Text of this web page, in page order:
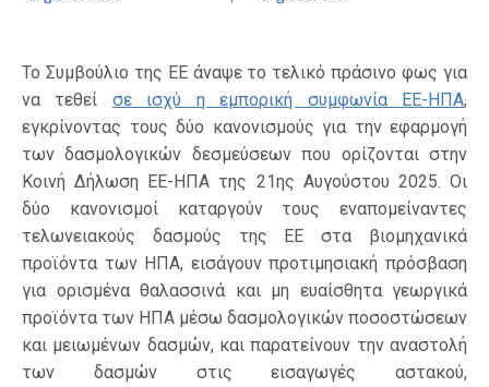
Το Συμβούλιο της ΕΕ άναψε το τελικό πράσινο φως για
να τεθεί σε ισχύ η εμπορική συμφωνία ΕΕ-ΗΠΑ,
εγκρίνοντας τους δύο κανονισμούς για την εφαρμογή
των δασμολογικών δεσμεύσεων που ορίζονται στην
Κοινή Δήλωση ΕΕ-ΗΠΑ της 21ης Αυγούστου 2025. Οι
δύο κανονισμοί καταργούν τους εναπομείναντες
τελωνειακούς δασμούς της ΕΕ στα βιομηχανικά
προϊόντα των ΗΠΑ, εισάγουν προτιμησιακή πρόσβαση
για ορισμένα θαλασσινά και μη ευαίσθητα γεωργικά
προϊόντα των ΗΠΑ μέσω δασμολογικών ποσοστώσεων
και μειωμένων δασμών, και παρατείνουν την αναστολή
των δασμών στις εισαγωγές αστακού,